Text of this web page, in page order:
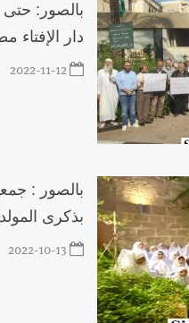
بالصور: حتى
دار الإفتاء
2022-11-12
بالصور :
بذكرى
2022-10-13